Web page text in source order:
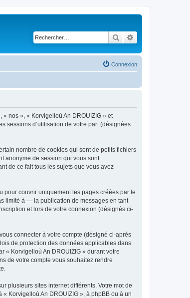
Rechercher
Connexion
nos », « Korvigelloù An DROUIZIG » et
sessions d’utilisation de votre part (désignées
nombre de cookies qui sont de petits fichiers
anonyme de session qui vous sont
de ce fait tous les sujets que vous avez
pour couvrir uniquement les pages créées par le
limité à — la publication de messages en tant
et lors de votre connexion (désignés ci-
connecter à votre compte (désigné ci-après
de protection des données applicables dans
« Korvigelloù An DROUIZIG » durant votre
de votre compte vous souhaitez rendre
plusieurs sites internet différents. Votre mot de
Korvigelloù An DROUIZIG », à phpBB ou à un